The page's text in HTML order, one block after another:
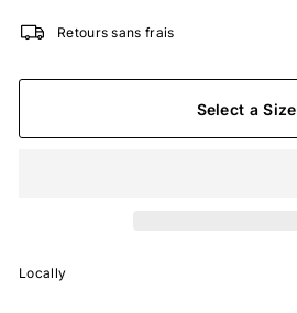
Retours sans frais
Select a Size
Locally